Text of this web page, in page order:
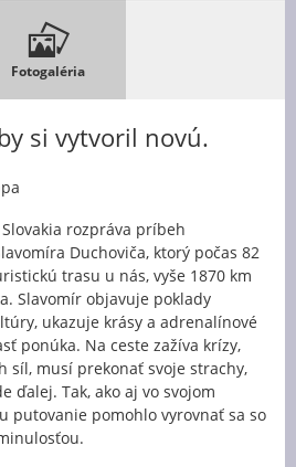
Fotogaléria
si vytvoril novú.
rozpráva príbeh
Duchoviča, ktorý počas 82
trasu u nás, vyše 1870 km
Slavomír objavuje poklady
ukazuje krásy a adrenalínové
ponúka. Na ceste zažíva krízy,
síl, musí prekonať svoje strachy,
ďalej. Tak, ako aj vo svojom
putovanie pomohlo vyrovnať sa so